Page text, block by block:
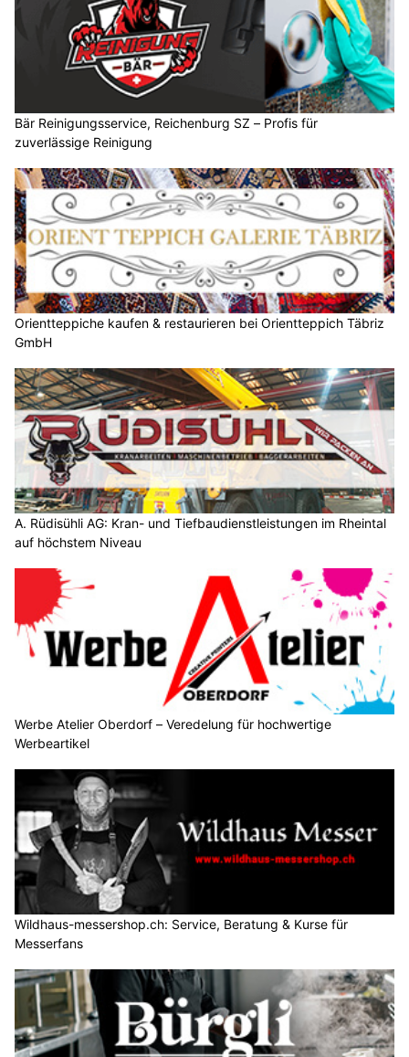
Bär Reinigungsservice, Reichenburg SZ – Profis für
zuverlässige Reinigung
Orientteppiche kaufen & restaurieren bei Orientteppich Täbriz
GmbH
A. Rüdisühli AG: Kran- und Tiefbaudienstleistungen im Rheintal
auf höchstem Niveau
Werbe Atelier Oberdorf – Veredelung für hochwertige
Werbeartikel
Wildhaus-messershop.ch: Service, Beratung & Kurse für
Messerfans